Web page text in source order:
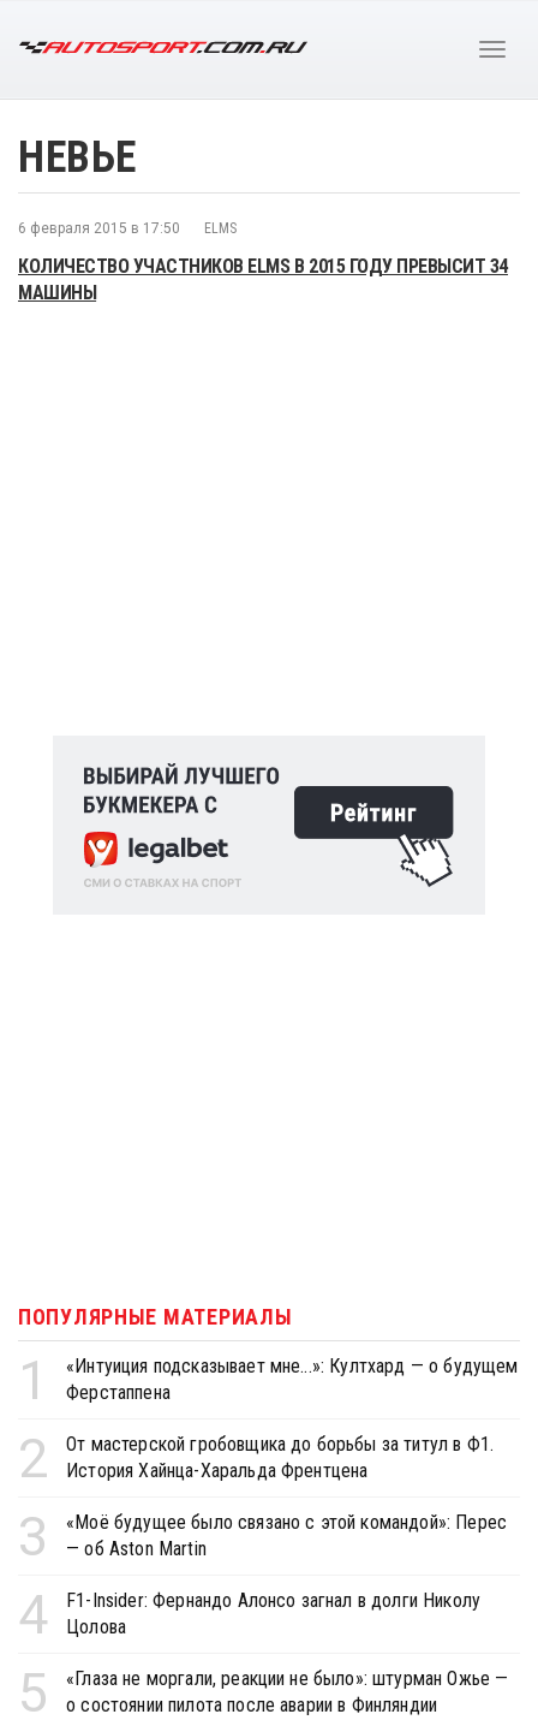
НЕВЬЕ
6 февраля 2015 в 17:50 ELMS
КОЛИЧЕСТВО УЧАСТНИКОВ ELMS В 2015 ГОДУ ПРЕВЫСИТ 34
МАШИНЫ
ПОПУЛЯРНЫЕ МАТЕРИАЛЫ
1
«Интуиция подсказывает мне...»: Култхард — о будущем
Ферстаппена
2
От мастерской гробовщика до борьбы за титул в Ф1.
История Хайнца-Харальда Френтцена
3
«Моё будущее было связано с этой командой»: Перес
— об Aston Martin
4
F1-Insider: Фернандо Алонсо загнал в долги Николу
Цолова
5
«Глаза не моргали, реакции не было»: штурман Ожье —
о состоянии пилота после аварии в Финляндии